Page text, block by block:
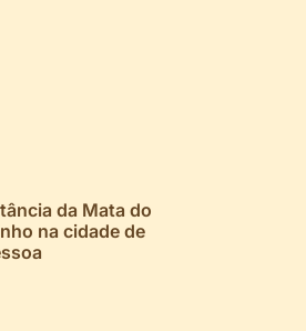
da Mata do
na cidade de